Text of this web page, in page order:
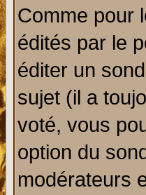
Comme pour
édités par le
éditer un
sujet (il a
voté, vous
option du
modérateurs